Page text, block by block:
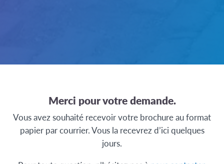
Merci pour votre demande.
Vous avez souhaité recevoir votre brochure au format
papier par courrier. Vous la recevrez d’ici quelques
jours.